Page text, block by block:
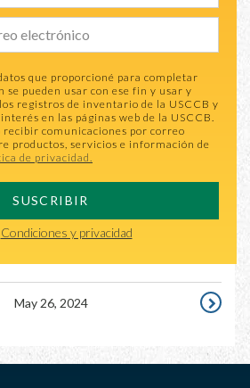
que proporcioné para completar
se pueden usar con ese fin y usar y
registros de inventario de la USCCB y
en las páginas web de la USCCB.
recibir comunicaciones por correo
productos, servicios e información de
de privacidad.
SUSCRIBIR
Condiciones y privacidad
May 26, 2024
27,
2024